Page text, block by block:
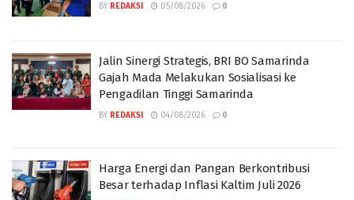
BY REDAKSI 05/08/2026 0
Jalin Sinergi Strategis, BRI BO Samarinda
Gajah Mada Melakukan Sosialisasi ke
Pengadilan Tinggi Samarinda
BY REDAKSI 04/08/2026 0
Harga Energi dan Pangan Berkontribusi
Besar terhadap Inflasi Kaltim Juli 2026